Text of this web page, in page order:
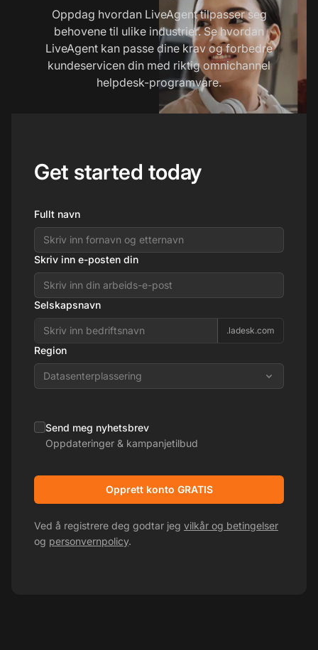
Oppdag hvordan LiveAgent tilpasser seg
behovene til ulike industrier. Se hvordan
LiveAgent kan passe dine krav og forbedre
kundeservicen din med riktig omnichannel
helpdesk-programvare.
Get started today
Fullt navn
Skriv inn e-posten din
Selskapsnavn
.ladesk.com
Region
Datasenterplassering
Send meg nyhetsbrev
Oppdateringer & kampanjetilbud
Opprett konto GRATIS
Ved å registrere deg godtar jeg vilkår og betingelser
og personvernpolicy.